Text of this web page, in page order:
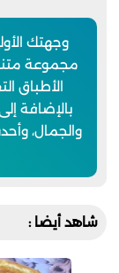
وجهتك
مجموعة
الأطباق
بالإضافة
والجمال،
شاهد أيضا :